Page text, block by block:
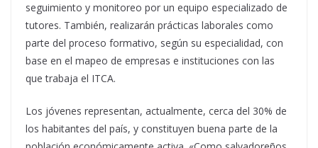
seguimiento y monitoreo por un equipo especializado de
tutores. También, realizarán prácticas laborales como
parte del proceso formativo, según su especialidad, con
base en el mapeo de empresas e instituciones con las
que trabaja el ITCA.
Los jóvenes representan, actualmente, cerca del 30% de
los habitantes del país, y constituyen buena parte de la